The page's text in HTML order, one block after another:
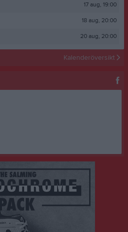
17 aug, 19:00
18 aug, 20:00
20 aug, 20:00
Kalenderöversikt